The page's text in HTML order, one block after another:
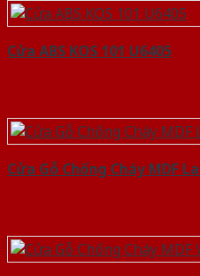
Cửa ABS KOS 101 U6405
Cửa Gỗ Chống Cháy MDF